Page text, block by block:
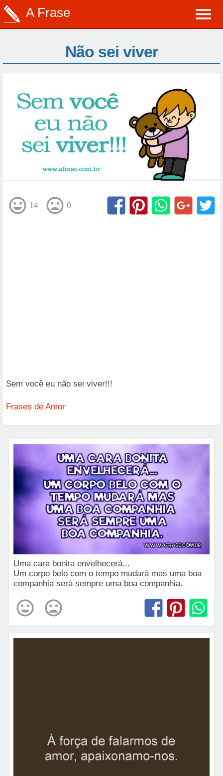
A Frase
Não sei viver
14 0
Sem você eu não sei viver!!!
Frases de Amor
Uma cara bonita envelhecerá...
Um corpo belo com o tempo mudará mas uma boa
companhia será sempre uma boa companhia.